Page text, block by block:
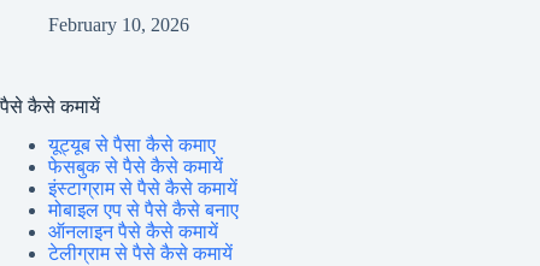
February 10, 2026
पैसे कैसे कमायें
यूट्यूब से पैसा कैसे कमाए
फेसबुक से पैसे कैसे कमायें
इंस्टाग्राम से पैसे कैसे कमायें
मोबाइल एप से पैसे कैसे बनाए
ऑनलाइन पैसे कैसे कमायें
टेलीग्राम से पैसे कैसे कमायें